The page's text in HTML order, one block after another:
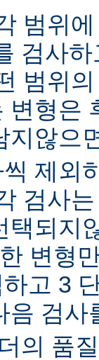
범위
검사하
범위
변형은
지않으
제외
검사
택되지
변형
고 3
음 검사
의 품